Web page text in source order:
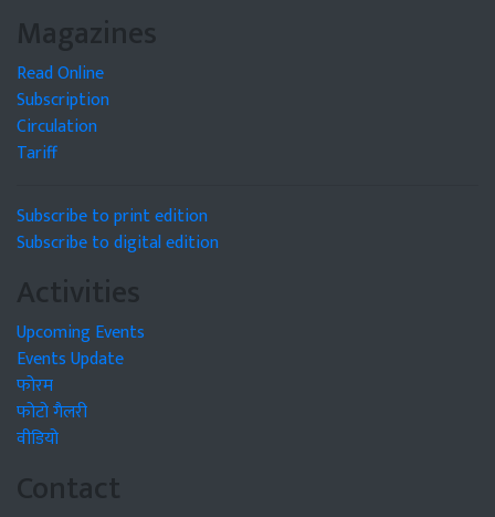
Magazines
Read Online
Subscription
Circulation
Tariff
Subscribe to print edition
Subscribe to digital edition
Activities
Upcoming Events
Events Update
फोरम
फोटो गैलरी
वीडियो
Contact